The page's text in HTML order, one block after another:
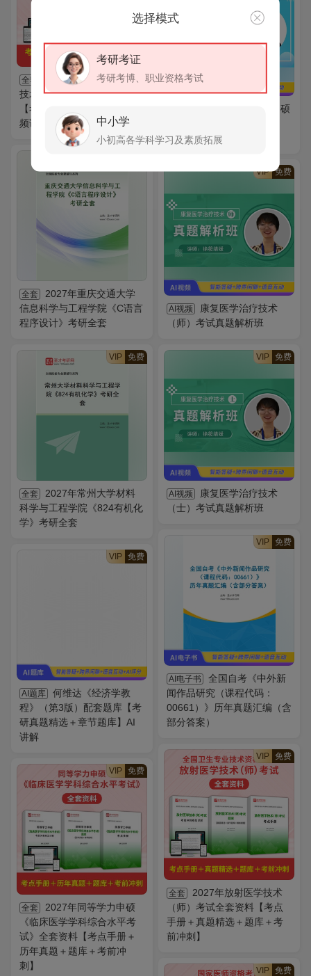
全套
2027年康复医学治疗
技术（师）考试全套资料
【考点手册＋历年真题（视
频讲解）＋题库】
2027年同等学力申硕
考前冲刺班
全套
2027年重庆交通大学
信息科学与工程学院《C语言
程序设计》考研全套
VIP 免费
AI视频
康复医学治疗技术
（师）考试真题解析班
VIP 免费
全套
2027年常州大学材料
科学与工程学院《824有机化
学》考研全套
VIP 免费
AI视频
康复医学治疗技术
（士）考试真题解析班
VIP 免费
AI电子书
全国自考《中外新
闻作品研究（课程代码：
00661）》历年真题汇编（含
部分答案）
VIP 免费
AI题库
何维达《经济学教
程》（第3版）配套题库【考
研真题精选＋章节题库】AI
讲解
VIP 免费
全套
2027年放射医学技术
（师）考试全套资料【考点
手册＋真题精选＋题库＋考
前冲刺】
VIP 免费
全套
2027年同等学力申硕
《临床医学学科综合水平考
试》全套资料【考点手册＋
历年真题＋题库＋考前冲
刺】
VIP 免费
选择模式
考研考证
考研考博、职业资格考试
中小学
小初高各学科学习及素质拓展